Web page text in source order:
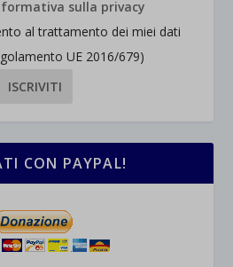
sulla privacy
al trattamento dei miei dati
UE 2016/679)
CON PAYPAL!